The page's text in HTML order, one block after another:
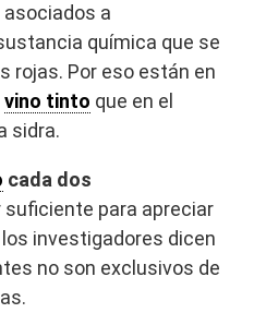
a
química que se
rojas. Por eso están en
vino tinto que en el
sidra.
cada dos
suficiente para apreciar
investigadores dicen
no son exclusivos de